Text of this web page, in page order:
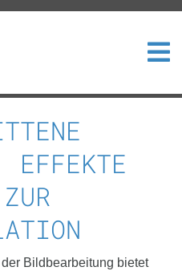
EFFEKTE
Bildbearbeitung bietet